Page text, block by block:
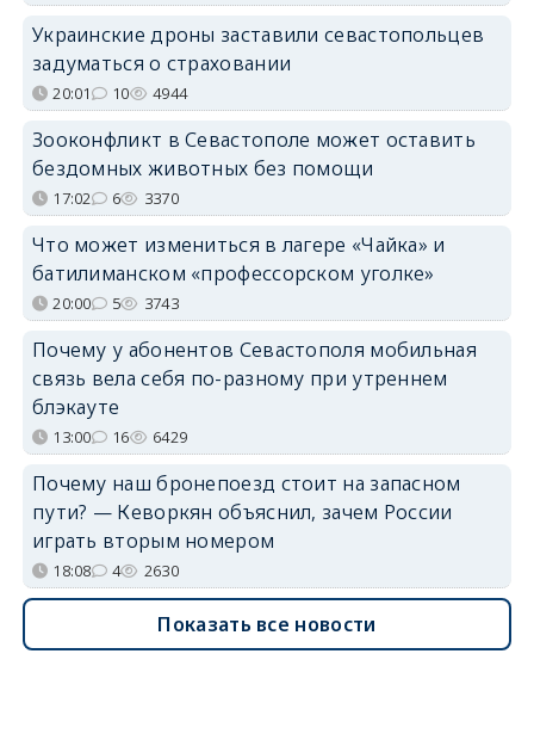
Украинские дроны заставили севастопольцев
задуматься о страховании
20:01 10 4944
Зооконфликт в Севастополе может оставить
бездомных животных без помощи
17:02 6 3370
Что может измениться в лагере «Чайка» и
батилиманском «профессорском уголке»
20:00 5 3743
Почему у абонентов Севастополя мобильная
связь вела себя по-разному при утреннем
блэкауте
13:00 16 6429
Почему наш бронепоезд стоит на запасном
пути? — Кеворкян объяснил, зачем России
играть вторым номером
18:08 4 2630
Показать все новости